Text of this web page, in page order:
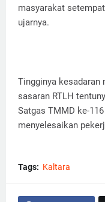
masyarakat
ujarnya.
Tingginya kesadaran
sasaran RTLH
Satgas TMMD ke-
menyelesaikan
Tags: Kaltara